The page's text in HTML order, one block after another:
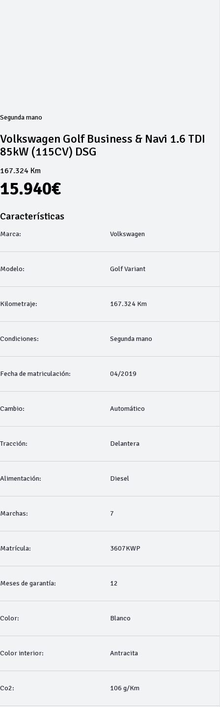
Segunda mano
Volkswagen Golf Business & Navi 1.6 TDI
85kW (115CV) DSG
167.324 Km
15.940€
Características
Marca: Volkswagen
Modelo: Golf Variant
Kilometraje: 167.324 Km
Condiciones: Segunda mano
Fecha de matriculación: 04/2019
Cambio: Automático
Tracción: Delantera
Alimentación: Diesel
Marchas: 7
Matrícula: 3607KWP
Meses de garantía: 12
Color: Blanco
Color interior: Antracita
Co2: 106 g/Km